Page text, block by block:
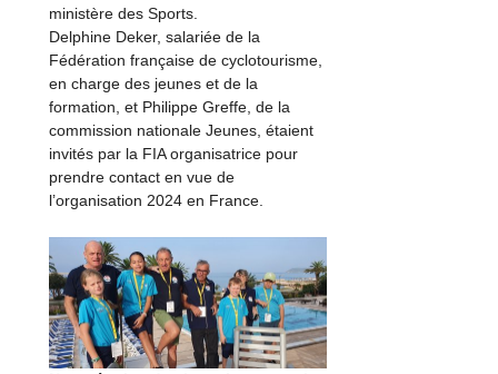
ministère des Sports.
Delphine Deker, salariée de la
Fédération française de cyclotourisme,
en charge des jeunes et de la
formation, et Philippe Greffe, de la
commission nationale Jeunes, étaient
invités par la FIA organisatrice pour
prendre contact en vue de
l’organisation 2024 en France.